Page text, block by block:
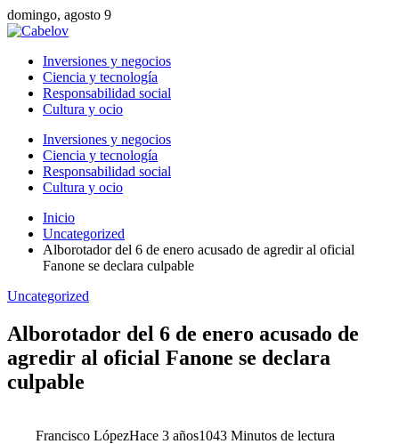
domingo, agosto 9
Inversiones y negocios
Ciencia y tecnología
Responsabilidad social
Cultura y ocio
Inversiones y negocios
Ciencia y tecnología
Responsabilidad social
Cultura y ocio
Inicio
Uncategorized
Alborotador del 6 de enero acusado de agredir al oficial
Fanone se declara culpable
Uncategorized
Alborotador del 6 de enero acusado de
agredir al oficial Fanone se declara
culpable
Francisco LópezHace 3 años1043 Minutos de lectura